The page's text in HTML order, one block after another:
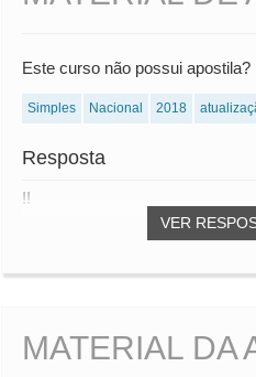
Este curso não possui apostila?
Simples Nacional 2018
Resposta
VER
!!
MATERIAL DA